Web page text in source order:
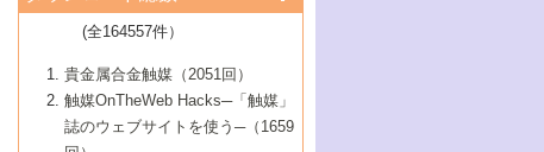
B号 第111回触媒討論会（2013年・関西大
7号 ゼオライト合成における最近の進歩
7号 有機分子触媒による精密有機合成
8号 高機能化ポリオレフィンに向けた重合
触媒の最近の進展
5号 CO2が関わる触媒・材料
7号 持続可能社会実現のための触媒および
触媒関連技術
4号 錯体を利用したユニークな表面構造の
構築と機能
5号 若手会員による触媒研究の未来展望1：
企業編
6号 第102回触媒討論会
を実現する触媒
5号 こんな物質，あんな物質―新たな触媒
の可能性―
3号 リビング重合触媒の最近の展開
5号 水素製造・貯蔵のための触媒技術の新
しい展開
2号 第95回触媒討論会
4号 水分解用光触媒材料
5号 時間分解分光の進歩と応用
1号 部分酸化反応触媒の最前線
2号 第93回触媒討論会
3号 特殊エネルギー場の触媒反応
4号 生体内における金属の触媒作用
▼45巻（2003年）
1号 なぜこの触媒が良いのか？
2号 第91回触媒討論会
3号 最近の自動車排ガス処理技術
▼44巻（2002年）
1号 高次制御された触媒の化学
2号 第89回触媒討論会
▼43巻（2001年）
1号 グリーンケミストリーと触媒
▼42巻（2000年）
(全164557件）
貴金属合金触媒（2051回）
触媒OnTheWeb Hacks─「触媒」
誌のウェブサイトを使う─（1659